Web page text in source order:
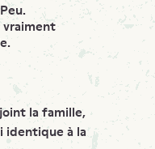
vraiment
la famille,
à la